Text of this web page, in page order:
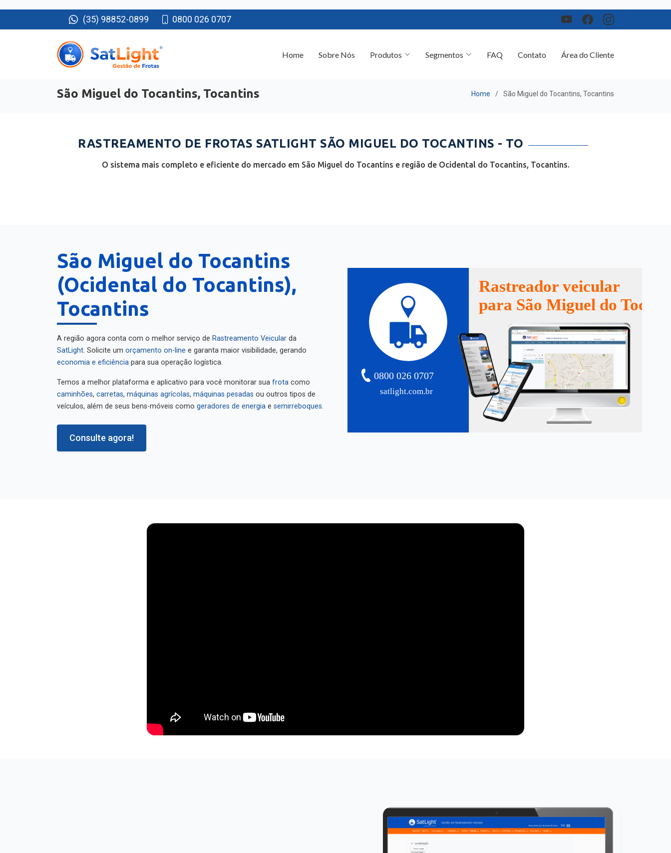
(35) 98852-0899 0800 026 0707
São Miguel do Tocantins, Tocantins
RASTREAMENTO DE FROTAS SATLIGHT SÃO MIGUEL DO TOCANTINS - TO
O sistema mais completo e eficiente do mercado em São Miguel do Tocantins e região de Ocidental do Tocantins, Tocantins.
São Miguel do Tocantins
(Ocidental do Tocantins),
Tocantins
A região agora conta com o melhor serviço de Rastreamento Veicular
da
SatLight
. Solicite um orçamento on-line
e garanta maior visibilidade, gerando
economia e eficiência
para sua operação logística.
Temos a melhor plataforma e aplicativo para você monitorar sua frota
caminhões
máquinas agrícolas máquinas pesadas
ou outros tipos de
veículos, além de seus bens-móveis como
geradores de energia semirreboques
Consulte agora!
satlight.com.br
0800 026 0707
Rastreador veicular
para São Miguel do